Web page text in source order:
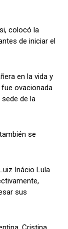
colocó la
de iniciar el
en la vida y
fue ovacionada
de la
se
Inácio Lula
sus